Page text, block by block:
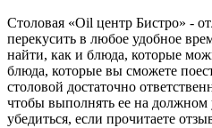
Столовая «Oil центр Бистро» -
перекусить в любое удобное
найти, как и блюда, которые
блюда, которые вы сможете
столовой достаточно
чтобы выполнять ее на
убедиться, если прочитаете